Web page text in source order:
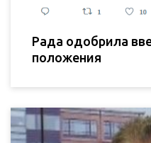
Рада одобрила
положения